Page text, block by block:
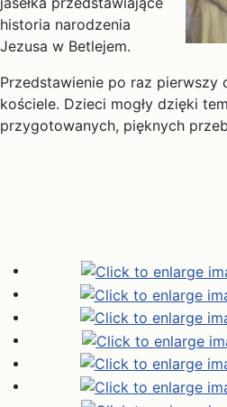
historia narodzenia
Jezusa w Betlejem.
Przedstawienie po raz pierwszy
kościele. Dzieci mogły dzięki
przygotowanych, pięknych